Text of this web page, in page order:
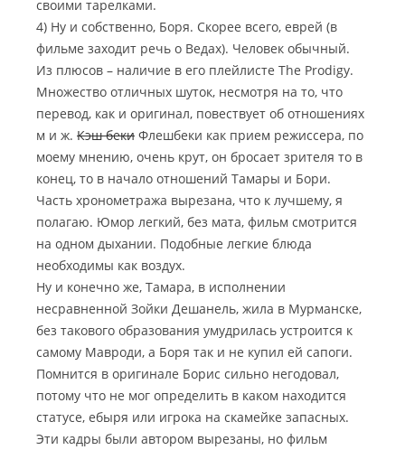
своими тарелками.
4) Ну и собственно, Боря. Скорее всего, еврей (в
фильме заходит речь о Ведах). Человек обычный.
Из плюсов – наличие в его плейлисте The Prodigy.
Множество отличных шуток, несмотря на то, что
перевод, как и оригинал, повествует об отношениях
м и ж. Кэш беки Флешбеки как прием режиссера, по
моему мнению, очень крут, он бросает зрителя то в
конец, то в начало отношений Тамары и Бори.
Часть хронометража вырезана, что к лучшему, я
полагаю. Юмор легкий, без мата, фильм смотрится
на одном дыхании. Подобные легкие блюда
необходимы как воздух.
Ну и конечно же, Тамара, в исполнении
несравненной Зойки Дешанель, жила в Мурманске,
без такового образования умудрилась устроится к
самому Мавроди, а Боря так и не купил ей сапоги.
Помнится в оригинале Борис сильно негодовал,
потому что не мог определить в каком находится
статусе, ебыря или игрока на скамейке запасных.
Эти кадры были автором вырезаны, но фильм